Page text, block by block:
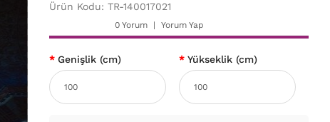
Ürün Kodu: TR-140017021
0 Yorum Yorum Yap
Genişlik (cm) Yükseklik (cm)